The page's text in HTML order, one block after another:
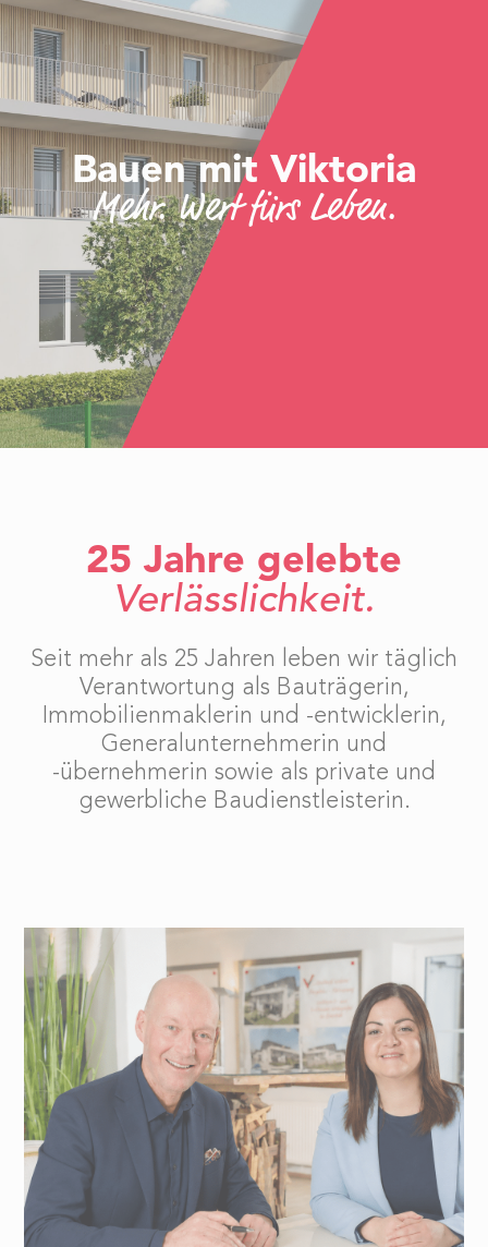
Bauen mit Viktoria
Mehr. Wert fürs Leben.
25 Jahre gelebte
Verlässlichkeit.
Seit mehr als 25 Jahren leben wir täglich
Verantwortung als Bauträgerin,
Immobilienmaklerin und -entwicklerin,
Generalunternehmerin und
-übernehmerin sowie als private und
gewerbliche Baudienstleisterin.